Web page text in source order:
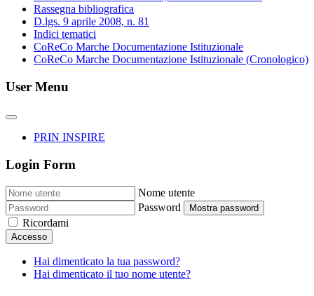
Rassegna bibliografica
D.lgs. 9 aprile 2008, n. 81
Indici tematici
CoReCo Marche Documentazione Istituzionale
CoReCo Marche Documentazione Istituzionale (Cronologico)
User Menu
PRIN INSPIRE
Login Form
Nome utente
Password
Mostra password
Ricordami
Accesso
Hai dimenticato la tua password?
Hai dimenticato il tuo nome utente?